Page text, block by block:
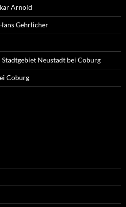
Arnold
Gehrlicher
Neustadt bei Coburg
Coburg